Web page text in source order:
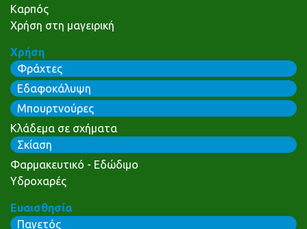
Καρπός
Χρήση στη μαγειρική
Χρήση
Φράχτες
Εδαφοκάλυψη
Μπουρτνούρες
Κλάδεμα σε σχήματα
Σκίαση
Φαρμακευτικό - Εδώδιμο
Υδροχαρές
Ευαισθησία
Παγετός